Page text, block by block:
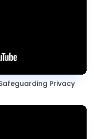
Privacy